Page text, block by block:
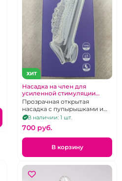
ХИТ
Насадка на член для
усиленной стимуляции
зоны G "Wolf s"
Прозрачная открытая
насадка с пупырышками и
подхватом мошонки
В наличии: 1 шт.
700 pуб.
В корзину